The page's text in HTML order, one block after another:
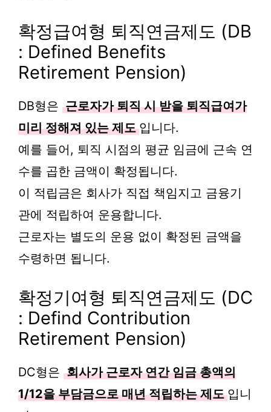
확정급여형 퇴직연금제도 (DB
: Defined Benefits
Retirement Pension)
DB형은 근로자가 퇴직 시 받을 퇴직급여가
미리 정해져 있는 제도 입니다.
예를 들어, 퇴직 시점의 평균 임금에 근속 연
수를 곱한 금액이 확정됩니다.
이 적립금은 회사가 직접 책임지고 금융기
관에 적립하여 운용합니다.
근로자는 별도의 운용 없이 확정된 금액을
수령하면 됩니다.
확정기여형 퇴직연금제도 (DC
: Defind Contribution
Retirement Pension)
DC형은 회사가 근로자 연간 임금 총액의
1/12을 부담금으로 매년 적립하는 제도 입니